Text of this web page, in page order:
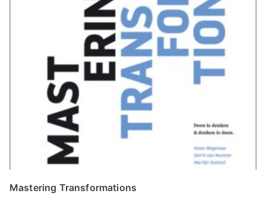
Mastering Transformations